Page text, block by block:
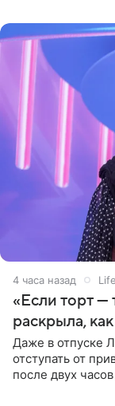
4 часа назад
«Если торт —
раскрыла,
Даже в отпуске
отступать от
после двух